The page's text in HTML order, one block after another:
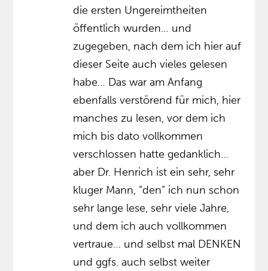
die ersten Ungereimtheiten
öffentlich wurden… und
zugegeben, nach dem ich hier auf
dieser Seite auch vieles gelesen
habe… Das war am Anfang
ebenfalls verstörend für mich, hier
manches zu lesen, vor dem ich
mich bis dato vollkommen
verschlossen hatte gedanklich…
aber Dr. Henrich ist ein sehr, sehr
kluger Mann, “den” ich nun schon
sehr lange lese, sehr viele Jahre,
und dem ich auch vollkommen
vertraue… und selbst mal DENKEN
und ggfs. auch selbst weiter